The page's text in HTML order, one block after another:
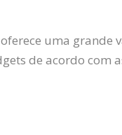
uma grande
de acordo com